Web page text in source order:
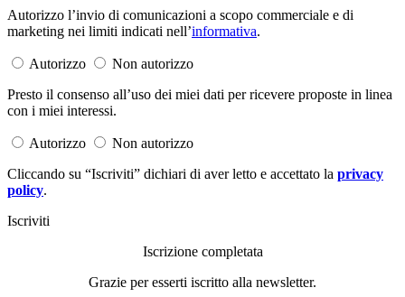
Autorizzo l’invio di comunicazioni a scopo commerciale e di
marketing nei limiti indicati nell’informativa.
Autorizzo
Non autorizzo
Presto il consenso all’uso dei miei dati per ricevere proposte in linea
con i miei interessi.
Autorizzo
Non autorizzo
Cliccando su “Iscriviti” dichiari di aver letto e accettato la privacy
policy.
Iscriviti
Iscrizione completata
Grazie per esserti iscritto alla newsletter.